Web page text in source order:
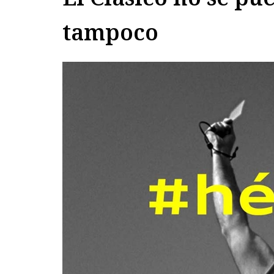
tampoco